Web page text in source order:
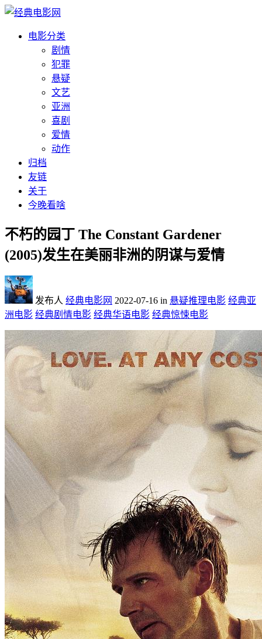
电影分类
剧情
犯罪
悬疑
文艺
亚洲
喜剧
爱情
动作
归档
友链
关于
今晚看啥
不朽的园丁 The Constant Gardener
(2005)发生在美丽非洲的阴谋与爱情
发布人 经典电影网 2022-07-16 in 悬疑推理电影 经典亚
洲电影 经典剧情电影 经典华语电影 经典惊悚电影